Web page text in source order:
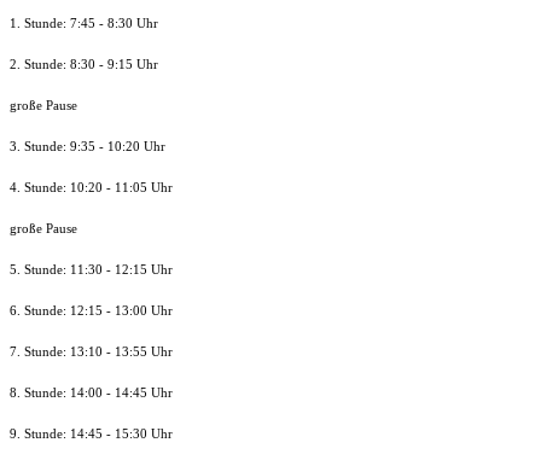
1. Stunde: 7:45 - 8:30 Uhr
2. Stunde: 8:30 - 9:15 Uhr
große Pause
3. Stunde: 9:35 - 10:20 Uhr
4. Stunde: 10:20 - 11:05 Uhr
große Pause
5. Stunde: 11:30 - 12:15 Uhr
6. Stunde: 12:15 - 13:00 Uhr
7. Stunde: 13:10 - 13:55 Uhr
8. Stunde: 14:00 - 14:45 Uhr
9. Stunde: 14:45 - 15:30 Uhr